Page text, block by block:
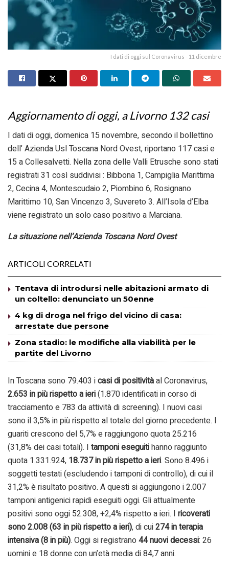
I dati di oggi sul Coronavirus - 11 dicembre
Aggiornamento di oggi, a Livorno 132 casi
I dati di oggi, domenica 15 novembre, secondo il bollettino
dell’ Azienda Usl Toscana Nord Ovest, riportano 117 casi e
15 a Collesalvetti. Nella zona delle Valli Etrusche sono stati
registrati 31 così suddivisi : Bibbona 1, Campiglia Marittima
2, Cecina 4, Montescudaio 2, Piombino 6, Rosignano
Marittimo 10, San Vincenzo 3, Suvereto 3. All’Isola d’Elba
viene registrato un solo caso positivo a Marciana.
La situazione nell’Azienda Toscana Nord Ovest
ARTICOLI CORRELATI
Tentava di introdursi nelle abitazioni armato di
un coltello: denunciato un 50enne
4 kg di droga nel frigo del vicino di casa:
arrestate due persone
Zona stadio: le modifiche alla viabilità per le
partite del Livorno
In Toscana sono 79.403 icasi di positivitàal Coronavirus,
2.653 in più rispetto a ieri(1.870 identificati in corso di
tracciamento e 783 da attività di screening). I nuovi casi
sono il 3,5% in più rispetto al totale del giorno precedente. I
guariti crescono del 5,7% e raggiungono quota 25.216
(31,8% dei casi totali). I tamponi eseguitihanno raggiunto
quota 1.331.924, 18.737 in più rispetto a ieri. Sono 8.496 i
soggetti testati (escludendo i tamponi di controllo), di cui il
31,2% è risultato positivo. A questi si aggiungono i 2.007
tamponi antigenici rapidi eseguiti oggi. Gli attualmente
positivi sono oggi 52.308, +2,4% rispetto a ieri. I ricoverati
sono 2.008 (63 in più rispetto a ieri), di cui274 in terapia
intensiva (8 in più). Oggi si registrano44 nuovi decessi: 26
uomini e 18 donne con un’età media di 84,7 anni.